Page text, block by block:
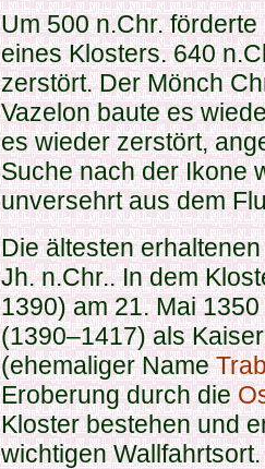
Um 500 n.Chr.
eines Klosters. 640
zerstört. Der Mönch
Vazelon baute es
es wieder zerstört,
Suche nach der Ikone
unversehrt aus dem
Die ältesten
Jh. n.Chr.. In dem
1390) am 21. Mai
(1390–1417) als
(ehemaliger Name
Eroberung durch die
Kloster bestehen und
wichtigen Wallfahrtsort.